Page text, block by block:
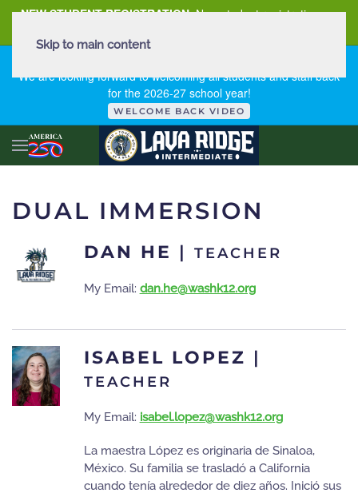
NEW STUDENT REGISTRATION New student registration can
We are looking forward to welcoming all students and staff back
for the 2026-27 school year!
WELCOME BACK VIDEO
Skip to main content
DUAL IMMERSION
DAN HE | TEACHER
My Email: dan.he@washk12.org
ISABEL LOPEZ |
TEACHER
My Email: isabel.lopez@washk12.org
La maestra López es originaria de Sinaloa,
México. Su familia se trasladó a California
cuando tenía alrededor de diez años. Inició sus